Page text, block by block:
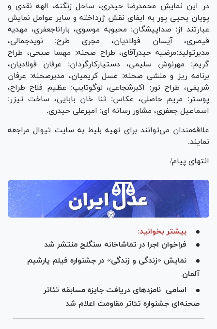
در این نمایش محمدرضا حیدری، ساحل زنگنه، الهه نقدی و
پویان یحیی پور به ایفای نقش ژرداخته و سایر عوامل نمایش
عبارتند از: صداپیشگان: محبوبه موسوی، باراناجعفری، مهدیه
قیصری، آیسان فولادیان، مجری طرح: نویدجمالی،
مدیرتولید:مرضیه حیدرآقای، طراح صحنه: مهسا صبحی، طراح
گریم: مهرنوش سلیمی، دستیارکارگردان: عرفان فولادیان،
برنامه ریز و منشی صحنه: عسل کریمیان، مدیرصحنه: عرفان
شریفی، طراح نور: اکبرشجاعی، لوگوتایپ: عظیم فلاح طراح،
پوستر: مریم حاصلی، عکاس: ثنا خان بابایی، ساخت تیزر:
اسماعیل جعفری، مشاور رسانه ای: امیرعلی حیدری.
علاقه‌مندان می‌توانند برای تهیه بلیط به سایت تیوال مراجعه
نمایند.
انتهای پیام/
بیشتر بخوانید:
فراخوان اجرا در تماشاخانه سنگلج منتشر شد
نمایش «زندگی و زندگی» در جشنواره فیلم پارشیم
آلمان
اسامی نامزدهای دریافت جایزه مسابقه تئاتر
صحنه‌ای جشنواره تئاتر مقاومت اعلام شد